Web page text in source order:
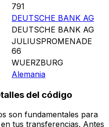
791
DEUTSCHE BANK AG
DEUTSCHE BANK AG
JULIUSPROMENADE
66
WUERZBURG
Alemania
del código
son fundamentales para
tus transferencias. Antes